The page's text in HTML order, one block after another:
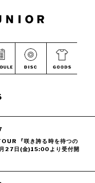
『咲き誇る時を待つの
27日(金)15:00より受付開